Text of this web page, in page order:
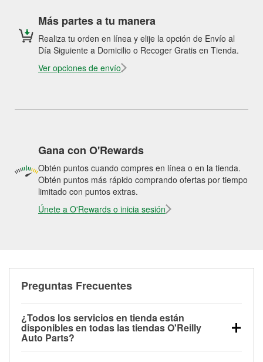
Más partes a tu manera
Realiza tu orden en línea y elije la opción de Envío al
Día Siguiente a Domicilio o Recoger Gratis en Tienda.
Ver opciones de envío
Gana con O'Rewards
Obtén puntos cuando compres en línea o en la tienda.
Obtén puntos más rápido comprando ofertas por tiempo
limitado con puntos extras.
Únete a O'Rewards o inicia sesión
Preguntas Frecuentes
¿Todos los servicios en tienda están
disponibles en todas las tiendas O'Reilly
Auto Parts?